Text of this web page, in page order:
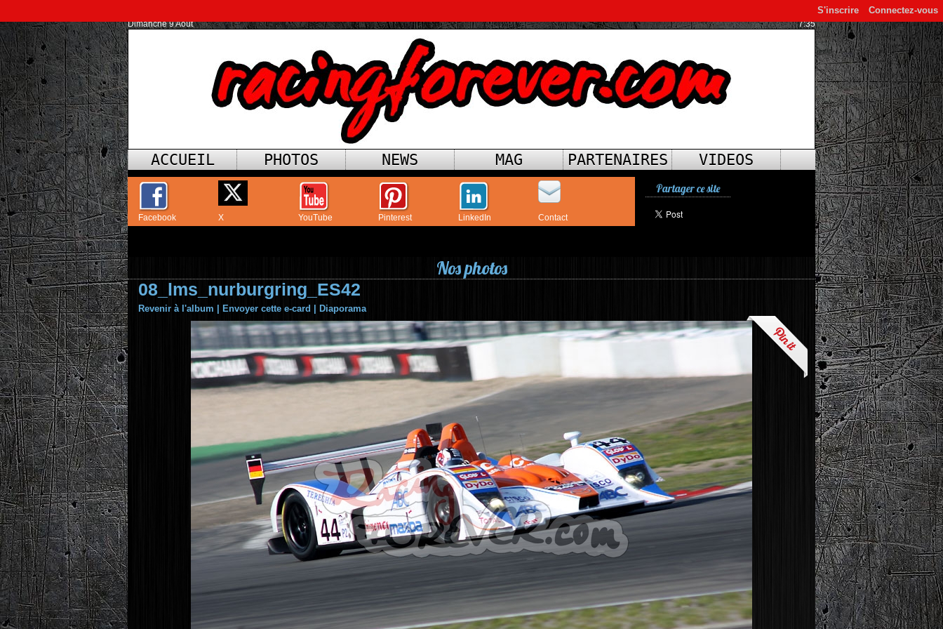
Connectez-vous
S'inscrire
Dimanche 9 Août 7:35
ACCUEIL PHOTOS NEWS MAG PARTENAIRES VIDEOS
Facebook X YouTube Pinterest LinkedIn Contact
Partager ce site
Nos photos
08_lms_nurburgring_ES42
Revenir à l'album Envoyer cette e-card Diaporama